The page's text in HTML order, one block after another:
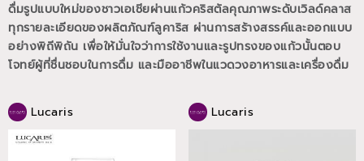
ดื่มรูปแบบใหม่ของชาวเอเชียผ่านแก้วคริสตัลคุณภาพระดับเวิลด์คลาส
ทุกรายละเอียดของผลิตภัณฑ์ลูคาริส ผ่านการสร้างสรรค์และออกแบบ
อย่างพิถีพิถัน เพื่อให้มั่นใจว่าการใช้งานและรูปทรงของแก้วนั้นตอบ
โจทย์ผู้ที่ชื่นชอบในการดื่ม และมืออาชีพในแวดวงอาหารและเครื่องดื่ม
Lucaris Lucaris